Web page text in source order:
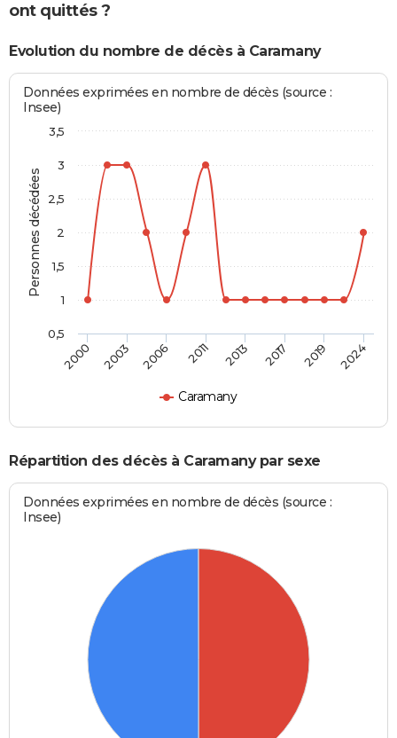
ont quittés ?
Evolution du nombre de décès à Caramany
Personnes décédées
Données exprimées en nombre de décès (source :
Insee)
Caramany
2000 2003 2006 2011 2013 2017 2019 2024
0,5
1
1,5
2
2,5
3
3,5
Répartition des décès à Caramany par sexe
Données exprimées en nombre de décès (source :
Insee)